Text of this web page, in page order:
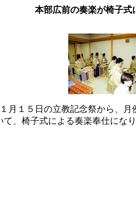
本部広前の奏楽が椅子式
月１５日の立教記念祭から、月
て、椅子式による奏楽